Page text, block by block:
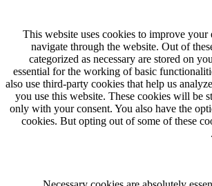
This website uses cookies to improve
navigate through the website. Out of
categorized as necessary are stored on
essential for the working of basic
also use third-party cookies that help us
you use this website. These cookies will be
only with your consent. You also have the
cookies. But opting out of some of these